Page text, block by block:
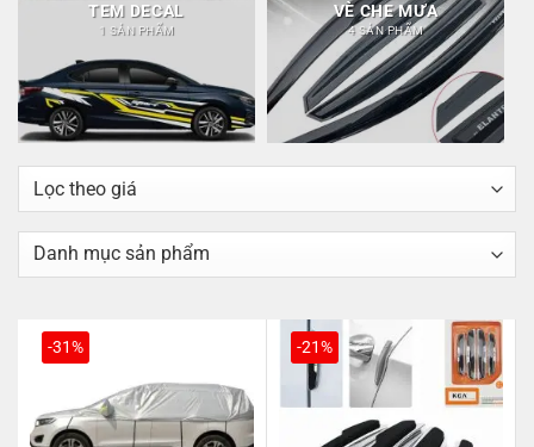
TEM DECAL
1 SẢN PHẨM
VÈ CHE MƯA
4 SẢN PHẨM
-31% -21%